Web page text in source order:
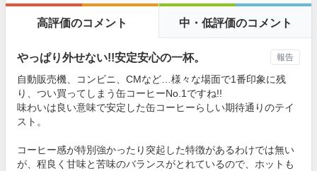
高評価のコメント 中・低評価のコメント
やっぱり外せない!!安定安心の一杯。
自動販売機、コンビニ、CMなど…様々な場面で1番印象に残
り、つい買ってしまう缶コーヒーNo.1ですね!!
味わいは良い意味で安定した缶コーヒーらしい期待通りのテイ
スト。
コーヒー感が特別強かったり突起した特徴があるわけでは無い
が、程良く甘味と苦味のバランスがとれているので、ホットも
報告